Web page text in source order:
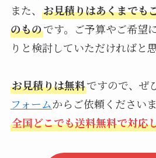
また、 お見積りはあくまでも
のものです。ご予算やご希望
りと検討していただければと思
お見積りは無料ですので、ぜ
フォームからご依頼ください
全国どこでも送料無料で対応